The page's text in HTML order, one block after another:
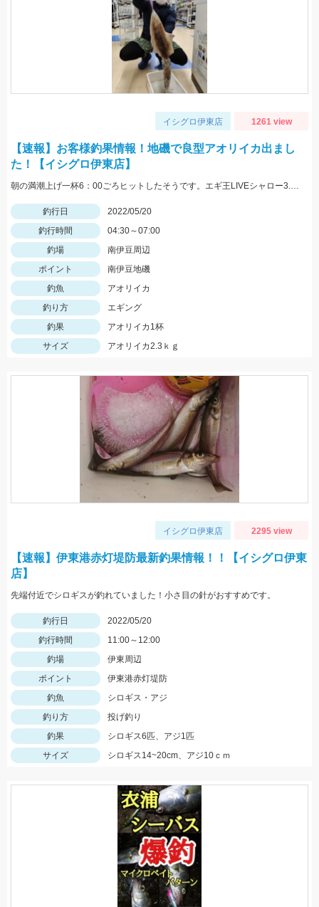
イシグロ伊東店 1261 view
【速報】お客様釣果情報！地磯で良型アオリイカ出まし
た！【イシグロ伊東店】
朝の満潮上げ一杯6：00ごろヒットしたそうです。エギ王LIVEシャロー3.5号ムラムラチェリーを使用。情報提供ありがとうございます！
釣行日
2022/05/20
釣行時間
04:30～07:00
釣場
南伊豆周辺
ポイント
南伊豆地磯
釣魚
アオリイカ
釣り方
エギング
釣果
アオリイカ1杯
サイズ
アオリイカ2.3ｋｇ
イシグロ伊東店 2295 view
【速報】伊東港赤灯堤防最新釣果情報！！【イシグロ伊東
店】
先端付近でシロギスが釣れていました！小さ目の針がおすすめです。
釣行日
2022/05/20
釣行時間
11:00～12:00
釣場
伊東周辺
ポイント
伊東港赤灯堤防
釣魚
シロギス・アジ
釣り方
投げ釣り
釣果
シロギス6匹、アジ1匹
サイズ
シロギス14~20cm、アジ10ｃｍ